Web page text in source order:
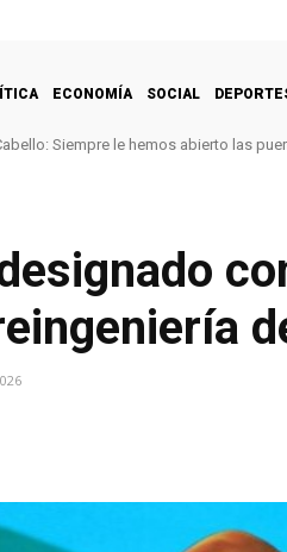
ECONOMÍA SOCIAL
Siempre le hemos abierto las